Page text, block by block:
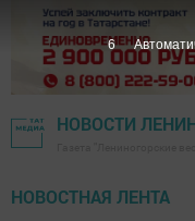
НОВОСТИ
НОВОСТНАЯ ЛЕНТА
5